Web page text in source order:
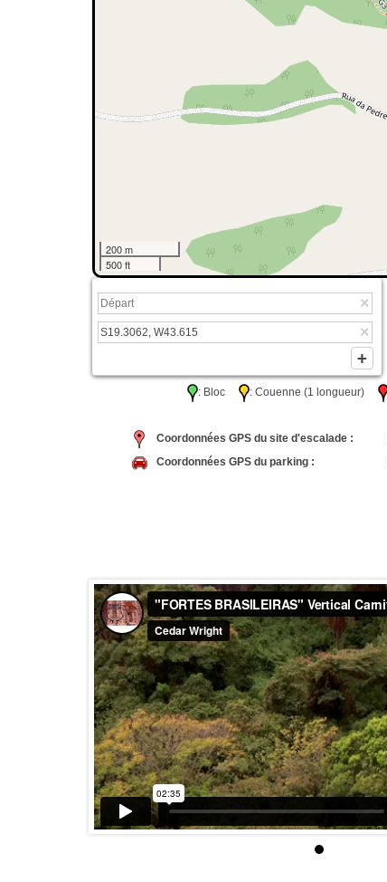
200 m
500 ft
: Bloc : Couenne (1 longueur)
Coordonnées GPS du site d'escalade :
Coordonnées GPS du parking :